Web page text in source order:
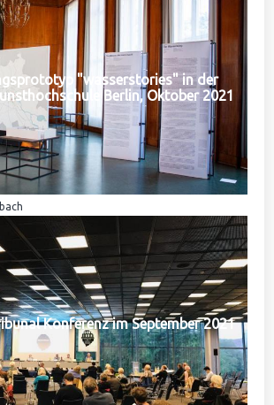
"wasserstories" in der
Berlin, Oktober 2021
Konferenz im September 2021